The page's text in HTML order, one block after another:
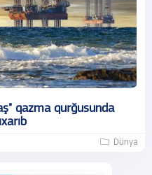
qazma qurğusunda
Dünya